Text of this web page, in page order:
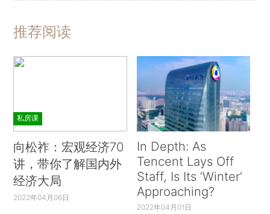
推荐阅读
私房课
向松祚：宏观经济70
讲，带你了解国内外
经济大局
2022年04月06日
In Depth: As
Tencent Lays Off
Staff, Is Its ‘Winter’
Approaching?
2022年04月01日